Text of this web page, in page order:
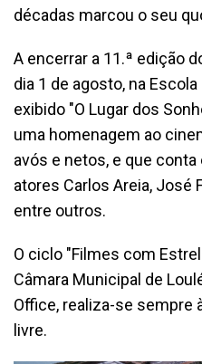
décadas marcou o seu
A encerrar a 11.ª edição
dia 1 de agosto, na
exibido "O Lugar dos
uma homenagem ao
avós e netos, e que
atores Carlos Areia, José
entre outros.
O ciclo "Filmes com
Câmara Municipal de
Office, realiza-se sempre
livre.